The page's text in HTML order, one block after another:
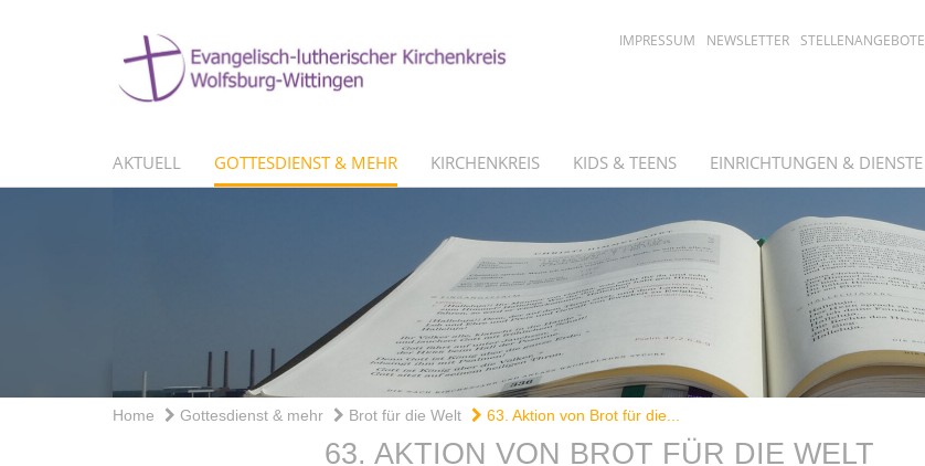
IMPRESSUM NEWSLETTER STELLENANGEBOTE
AKTUELL GOTTESDIENST & MEHR KIRCHENKREIS KIDS & TEENS EINRICHTUNGEN & DIENSTE
Home Gottesdienst & mehr Brot für die Welt 63. Aktion von Brot für die...
63. AKTION VON BROT FÜR DIE WELT